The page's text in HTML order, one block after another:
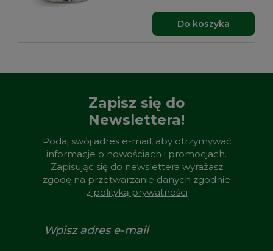
Do koszyka
Zapisz się do
Newslettera!
Podaj swój adres e-mail, aby otrzymywać
informacje o nowościach i promocjach.
Zapisując się do newslettera wyrażasz
zgodę na przetwarzanie danych zgodnie
zpolityką prywatności